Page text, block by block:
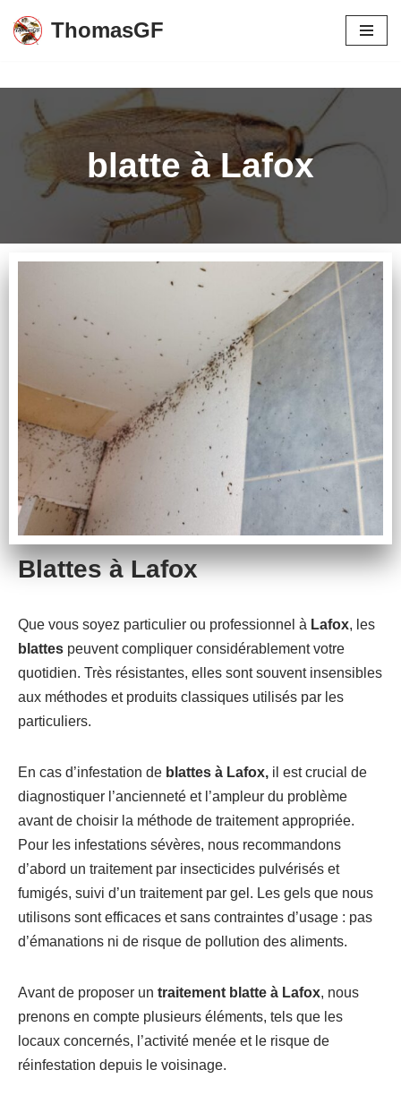
Aller
contenu
ThomasGF
blatte à Lafox
Blattes à Lafox
Que vous soyez particulier ou professionnel à Lafox, les
blattes peuvent compliquer considérablement votre
quotidien. Très résistantes, elles sont souvent insensibles
aux méthodes et produits classiques utilisés par les
particuliers.
En cas d’infestation de blattes à Lafox, il est crucial de
diagnostiquer l’ancienneté et l’ampleur du problème
avant de choisir la méthode de traitement appropriée.
Pour les infestations sévères, nous recommandons
d’abord un traitement par insecticides pulvérisés et
fumigés, suivi d’un traitement par gel. Les gels que nous
utilisons sont efficaces et sans contraintes d’usage : pas
d’émanations ni de risque de pollution des aliments.
Avant de proposer un traitement blatte à Lafox, nous
prenons en compte plusieurs éléments, tels que les
locaux concernés, l’activité menée et le risque de
réinfestation depuis le voisinage.